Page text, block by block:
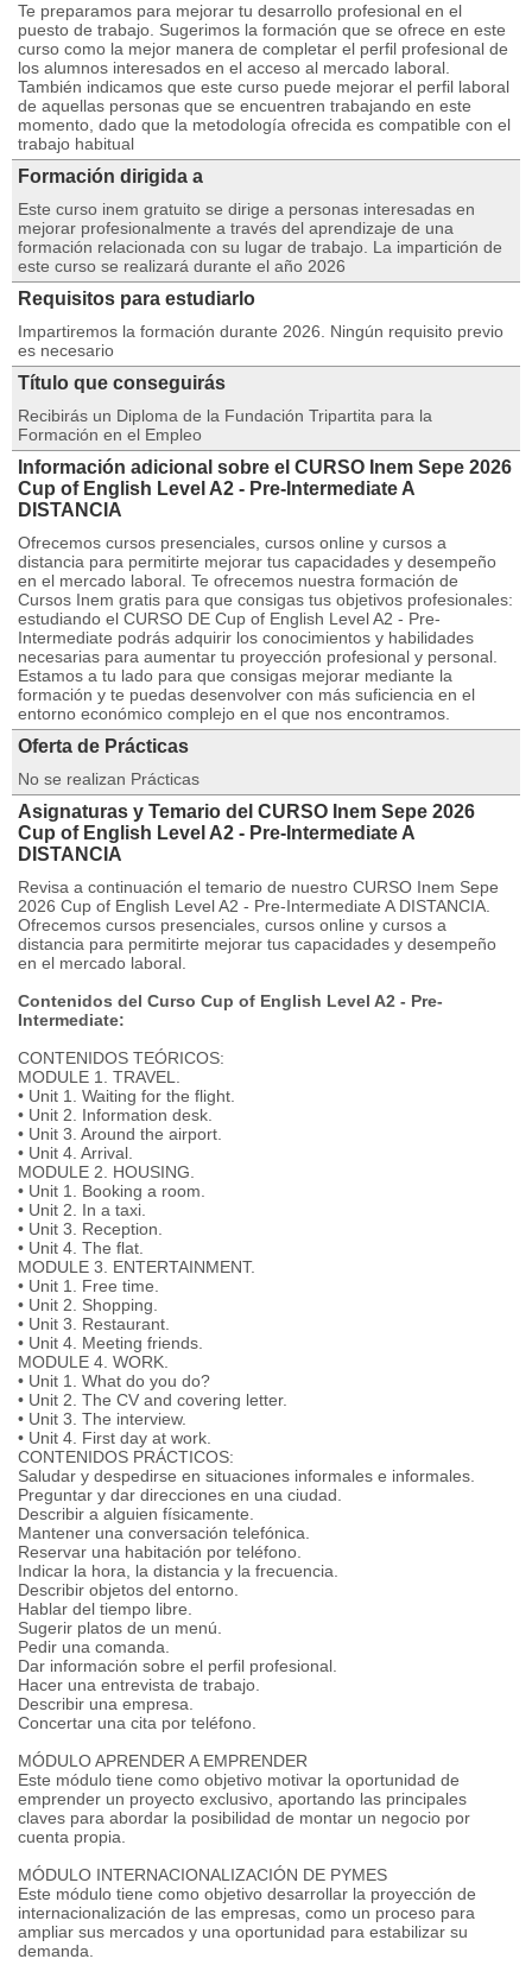
Te preparamos para mejorar tu desarrollo profesional en el
puesto de trabajo. Sugerimos la formación que se ofrece en este
curso como la mejor manera de completar el perfil profesional de
los alumnos interesados en el acceso al mercado laboral.
También indicamos que este curso puede mejorar el perfil laboral
de aquellas personas que se encuentren trabajando en este
momento, dado que la metodología ofrecida es compatible con el
trabajo habitual
Formación dirigida a
Este curso inem gratuito se dirige a personas interesadas en
mejorar profesionalmente a través del aprendizaje de una
formación relacionada con su lugar de trabajo. La impartición de
este curso se realizará durante el año 2026
Requisitos para estudiarlo
Impartiremos la formación durante 2026. Ningún requisito previo
es necesario
Título que conseguirás
Recibirás un Diploma de la Fundación Tripartita para la
Formación en el Empleo
Información adicional sobre el CURSO Inem Sepe 2026
Cup of English Level A2 - Pre-Intermediate A
DISTANCIA
Ofrecemos cursos presenciales, cursos online y cursos a
distancia para permitirte mejorar tus capacidades y desempeño
en el mercado laboral. Te ofrecemos nuestra formación de
Cursos Inem gratis para que consigas tus objetivos profesionales:
estudiando el CURSO DE Cup of English Level A2 - Pre-
Intermediate podrás adquirir los conocimientos y habilidades
necesarias para aumentar tu proyección profesional y personal.
Estamos a tu lado para que consigas mejorar mediante la
formación y te puedas desenvolver con más suficiencia en el
entorno económico complejo en el que nos encontramos.
Oferta de Prácticas
No se realizan Prácticas
Asignaturas y Temario del CURSO Inem Sepe 2026
Cup of English Level A2 - Pre-Intermediate A
DISTANCIA
Revisa a continuación el temario de nuestro CURSO Inem Sepe
2026 Cup of English Level A2 - Pre-Intermediate A DISTANCIA.
Ofrecemos cursos presenciales, cursos online y cursos a
distancia para permitirte mejorar tus capacidades y desempeño
en el mercado laboral.
Contenidos del Curso Cup of English Level A2 - Pre-
Intermediate:
CONTENIDOS TEÓRICOS:
MODULE 1. TRAVEL.
• Unit 1. Waiting for the flight.
• Unit 2. Information desk.
• Unit 3. Around the airport.
• Unit 4. Arrival.
MODULE 2. HOUSING.
• Unit 1. Booking a room.
• Unit 2. In a taxi.
• Unit 3. Reception.
• Unit 4. The flat.
MODULE 3. ENTERTAINMENT.
• Unit 1. Free time.
• Unit 2. Shopping.
• Unit 3. Restaurant.
• Unit 4. Meeting friends.
MODULE 4. WORK.
• Unit 1. What do you do?
• Unit 2. The CV and covering letter.
• Unit 3. The interview.
• Unit 4. First day at work.
CONTENIDOS PRÁCTICOS:
Saludar y despedirse en situaciones informales e informales.
Preguntar y dar direcciones en una ciudad.
Describir a alguien físicamente.
Mantener una conversación telefónica.
Reservar una habitación por teléfono.
Indicar la hora, la distancia y la frecuencia.
Describir objetos del entorno.
Hablar del tiempo libre.
Sugerir platos de un menú.
Pedir una comanda.
Dar información sobre el perfil profesional.
Hacer una entrevista de trabajo.
Describir una empresa.
Concertar una cita por teléfono.
MÓDULO APRENDER A EMPRENDER
Este módulo tiene como objetivo motivar la oportunidad de
emprender un proyecto exclusivo, aportando las principales
claves para abordar la posibilidad de montar un negocio por
cuenta propia.
MÓDULO INTERNACIONALIZACIÓN DE PYMES
Este módulo tiene como objetivo desarrollar la proyección de
internacionalización de las empresas, como un proceso para
ampliar sus mercados y una oportunidad para estabilizar su
demanda.